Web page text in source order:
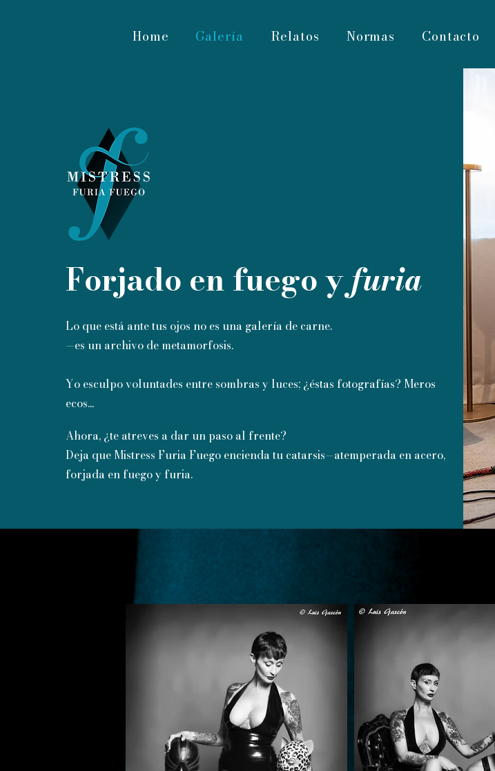
Home Galería Relatos Normas Contacto
Forjado en fuego yfuria
Lo que está ante tus ojos no es una galería de carne.
—es un archivo de metamorfosis.
Yo esculpo voluntades entre sombras y luces; ¿éstas fotografías? Meros
ecos...
Ahora, ¿te atreves a dar un paso al frente?
Deja que Mistress Furia Fuego encienda tu catarsis—atemperada en acero,
forjada en fuego y furia.